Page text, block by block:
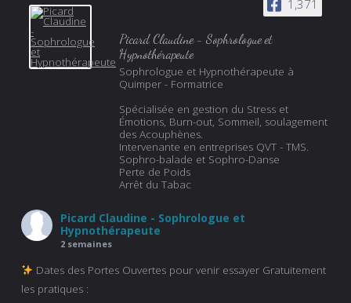
1,371
Picard Claudine - Sophrologue et
Hypnothérapeute
Sophrologue et Hypnothérapeute à
Quimper - Formatrice
Spécialisée en gestion du Stress et
Émotions, Burn-out, Sommeil, soulagement
des Acouphènes.
Intervenante en entreprises QVT - TMS.
Sophro-balade et Sophro-Danse
Perte de Poids
Arrêt du Tabac
Picard Claudine - Sophrologue et
Hypnothérapeute
2 semaines
Dates des Portes Ouvertes pour venir essayer Gratuitement
les pratiques :